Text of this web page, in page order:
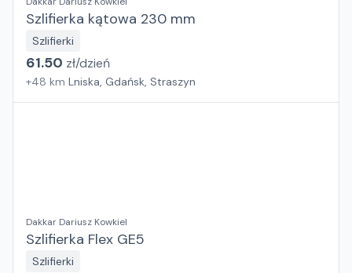
Szlifierka kątowa 230 mm
Szlifierki
61.50 zł/dzień
+48 km Lniska, Gdańsk, Straszyn
Dakkar Dariusz Kowkiel
Szlifierka Flex GE5
Szlifierki